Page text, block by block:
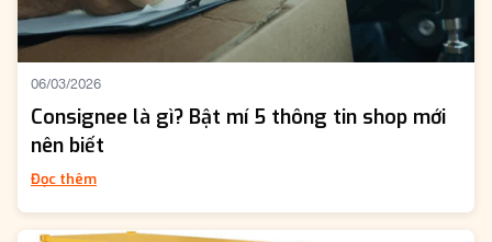
06/03/2026
Consignee là gì? Bật mí 5 thông tin shop mới
nên biết
Đọc thêm